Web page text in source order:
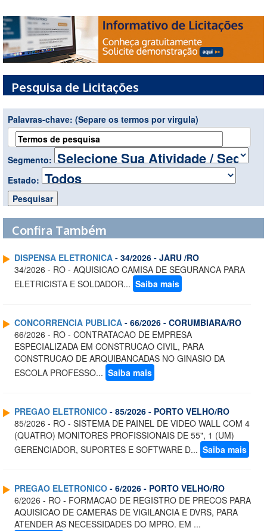
Pesquisa de Licitações
Palavras-chave: (Separe os termos por virgula)
Segmento:
Estado:
Confira Também
DISPENSA ELETRONICA - 34/2026 - JARU /RO
34/2026 - RO - AQUISICAO CAMISA DE SEGURANCA PARA
ELETRICISTA E SOLDADOR... Saiba mais
CONCORRENCIA PUBLICA - 66/2026 - CORUMBIARA/RO
66/2026 - RO - CONTRATACAO DE EMPRESA
ESPECIALIZADA EM CONSTRUCAO CIVIL, PARA
CONSTRUCAO DE ARQUIBANCADAS NO GINASIO DA
ESCOLA PROFESSO... Saiba mais
PREGAO ELETRONICO - 85/2026 - PORTO VELHO/RO
85/2026 - RO - SISTEMA DE PAINEL DE VIDEO WALL COM 4
(QUATRO) MONITORES PROFISSIONAIS DE 55", 1 (UM)
GERENCIADOR, SUPORTES E SOFTWARE D... Saiba mais
PREGAO ELETRONICO - 6/2026 - PORTO VELHO/RO
6/2026 - RO - FORMACAO DE REGISTRO DE PRECOS PARA
AQUISICAO DE CAMERAS DE VIGILANCIA E DVRS, PARA
ATENDER AS NECESSIDADES DO MPRO. EM ...